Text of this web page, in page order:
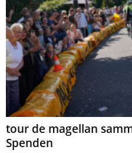
tour de magellan
Spenden